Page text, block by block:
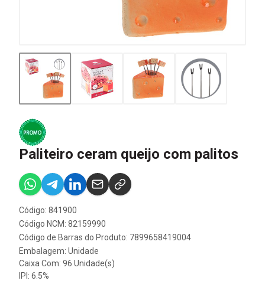
Paliteiro ceram queijo com palitos
Código: 841900
Código NCM: 82159990
Código de Barras do Produto: 7899658419004
Embalagem: Unidade
Caixa Com: 96 Unidade(s)
IPI: 6.5%